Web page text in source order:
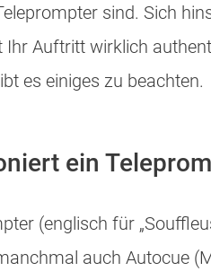
sind. Sich
Auftritt wirklich
es einiges zu beachten.
ein
(englisch für
auch Autocue